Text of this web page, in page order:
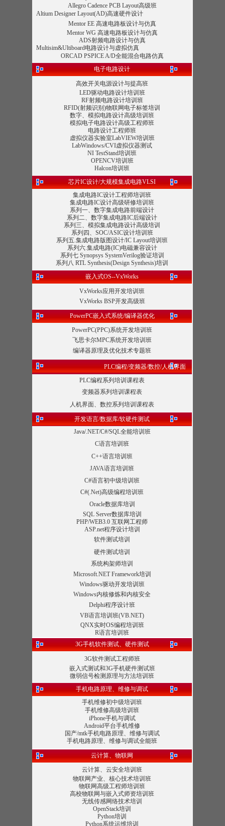
Allegro Cadence PCB Layout高级班
Altium Designer Layout(AD)高速硬件设计
Mentor EE 高速电路板设计与仿真
Mentor WG 高速电路板设计与仿真
ADS射频电路设计与仿真
Multisim&Ultiboard电路设计与虚拟仿真
ORCAD PSPICE A/D全能混合电路仿真
电子电路设计
高效开关电源设计与提高班
LED驱动电路设计培训班
RF射频电路设计培训班
RFID(射频识别)物联网电子标签培训
数字、模拟电路设计高级培训班
模拟电子电路设计高级工程师班
电路设计工程师班
虚拟仪器实验室LabVIEW培训班
LabWindows/CVI虚拟仪器测试
NI TestStand培训班
OPENCV培训班
Halcon培训班
芯片IC设计/大规模集成电路VLSI
集成电路IC设计工程师培训班
集成电路IC设计高级研修培训班
系列一、数字集成电路前端设计
系列二、数字集成电路IC后端设计
系列三、模拟集成电路设计高级培训
系列四、SOC/ASIC设计培训班
系列五.集成电路版图设计/IC Layout培训班
系列六.集成电路(IC)电磁兼容设计
系列七 Synopsys SystemVerilog验证培训
系列八 RTL Synthesis(Design Synthesis)培训
嵌入式OS--VxWorks
VxWorks应用开发培训班
VxWorks BSP开发高级班
PowerPC嵌入式系统/编译器优化
PowerPC(PPC)系统开发培训班
飞思卡尔MPC系统开发培训班
编译器原理及优化技术专题班
PLC编程/变频器/数控/人机界面
PLC编程系列培训课程表
变频器系列培训课程表
人机界面、数控系列培训课程表
开发语言/数据库/软硬件测试
Java/.NET/C#/SQL全能培训班
C语言培训班
C++语言培训班
JAVA语言培训班
C#语言初中级培训班
C#(.Net)高级编程培训班
Oracle数据库培训
SQL Server数据库培训
PHP/WEB3.0 互联网工程师
ASP.net程序设计培训
软件测试培训
硬件测试培训
系统构架师培训
Microsoft.NET Framework培训
Windows驱动开发培训班
Windows内核修炼和内核安全
Delphi程序设计班
VB语言培训班(VB.NET)
QNX实时OS编程培训班
R语言培训班
3G手机软件测试、硬件测试
3G软件测试工程师班
嵌入式测试和3G手机硬件测试班
微弱信号检测原理与方法培训班
手机电路原理、维修与调试
手机维修初中级培训班
手机维修高级培训班
iPhone手机与调试
Android平台手机维修
国产/mtk手机电路原理、维修与调试
手机电路原理、维修与调试全能班
云计算、物联网
云计算、云安全培训班
物联网产业、核心技术培训班
物联网高级工程师培训班
高校物联网与嵌入式师资培训班
无线传感网络技术培训
OpenStack培训
Python培训
Python系统运维培训